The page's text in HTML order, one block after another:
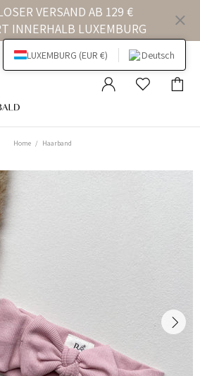
VERSAND AB 129 €
INNERHALB LUXEMBURG
Home Haarband
LUXEMBURG (EUR €) Deutsch